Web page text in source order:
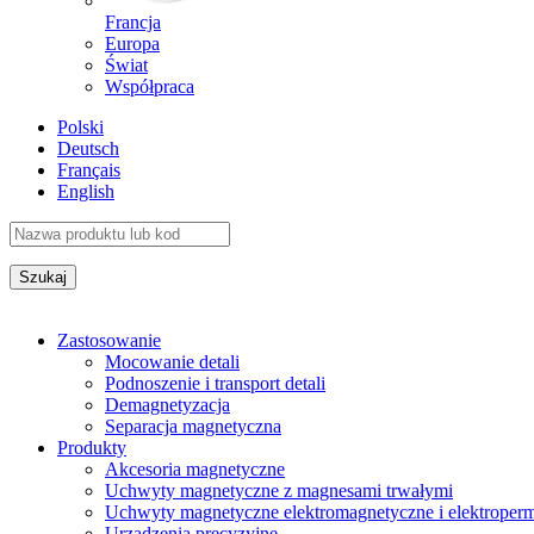
Francja
Europa
Świat
Współpraca
Polski
Deutsch
Français
English
Zastosowanie
Mocowanie detali
Podnoszenie i transport detali
Demagnetyzacja
Separacja magnetyczna
Produkty
Akcesoria magnetyczne
Uchwyty magnetyczne z magnesami trwałymi
Uchwyty magnetyczne elektromagnetyczne i